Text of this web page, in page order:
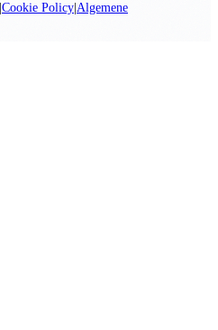
Cookie Policy Algemene